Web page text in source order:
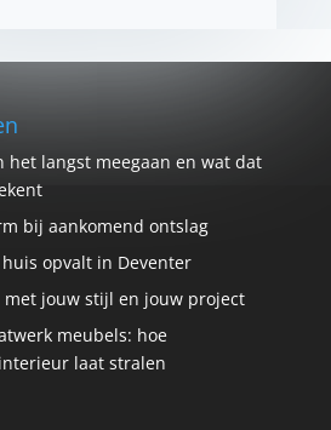
het langst meegaan en wat dat
bij aankomend ontslag
opvalt in Deventer
jouw stijl en jouw project
meubels: hoe
laat stralen